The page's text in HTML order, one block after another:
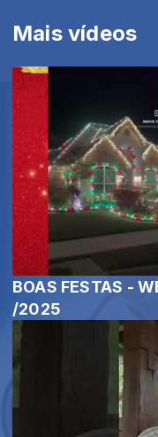
Mais vídeos
BOAS FESTAS -
/2025